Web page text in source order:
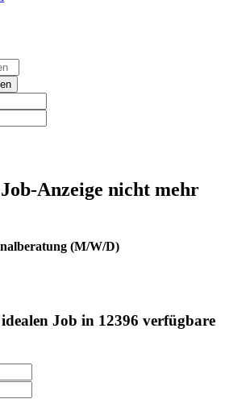
Anzeige nicht mehr
(M/W/D)
Job in 12396 verfügbare